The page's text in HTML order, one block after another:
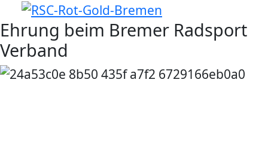
Ehrung beim Bremer Radsport
Verband